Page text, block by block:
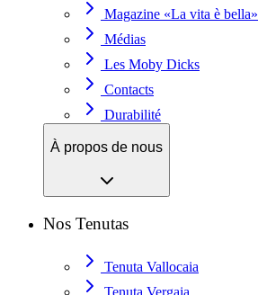
Magazine «La vita è bella»
Médias
Les Moby Dicks
Contacts
Durabilité
À propos de nous
Nos Tenutas
Tenuta Vallocaia